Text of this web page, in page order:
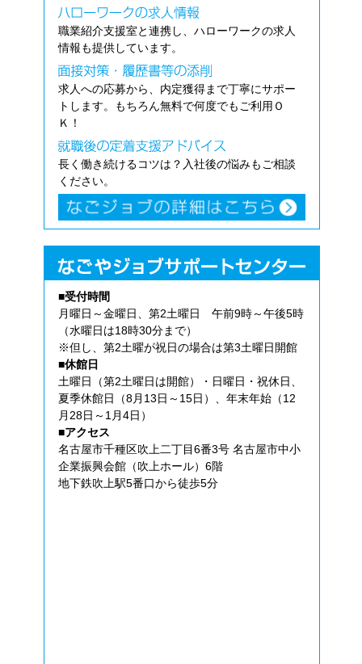
職業紹介支援室と連携し、ハローワークの求人
情報も提供しています。
求人への応募から、内定獲得まで丁寧にサポー
トします。もちろん無料で何度でもご利用Ｏ
Ｋ！
長く働き続けるコツは？入社後の悩みもご相談
ください。
■受付時間
月曜日～金曜日、第2土曜日 午前9時～午後5時
（水曜日は18時30分まで）
※但し、第2土曜が祝日の場合は第3土曜日開館
■休館日
土曜日（第2土曜日は開館）・日曜日・祝休日、
夏季休館日（8月13日～15日）、年末年始（12
月28日～1月4日）
■アクセス
名古屋市千種区吹上二丁目6番3号 名古屋市中小
企業振興会館（吹上ホール）6階
地下鉄吹上駅5番口から徒歩5分